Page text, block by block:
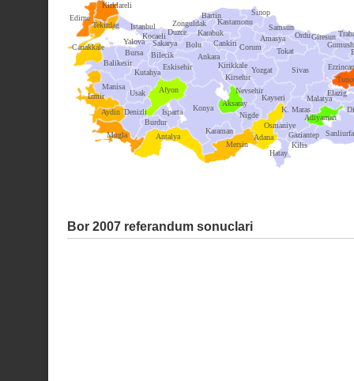
Ankara
Kirklareli
Edirne
Tekirdag
Canakkale
Balikesir
Bursa
Istanbul
Kocaeli
Sakarya
Zonguldak
Bolu
Bilecik
Eskisehir
Kutahya
Manisa
Izmir
Aydin
Mugla
Denizli
Burdur
Usak Afyon
Isparta
Antalya
Konya
Mersin
Kirsehir
Cankiri
Kastamonu
Sinop
Corum
Yozgat
Nevsehir
Nigde
Adana
Hatay
K. Maras
Kayseri
Sivas
Tokat
Amasya
Samsun
OrduGiresun
Erzincan
Malatya
Gaziantep Sanliurfa
Adiyaman
Elazig
Kirikkale
Karaman
Aksaray
Kilis
Duzce Karabuk
Bartin
Osmaniye
Yalova
Bor 2007 referandum sonuclari